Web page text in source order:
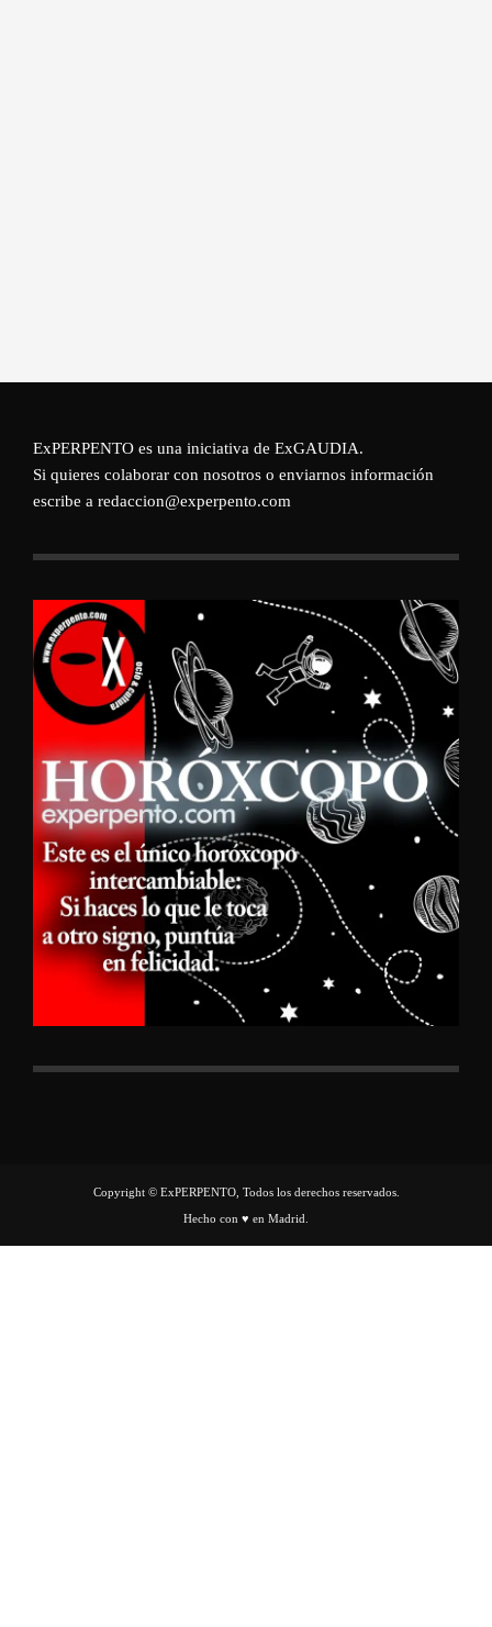
ExPERPENTO es una iniciativa de ExGAUDIA.
Si quieres colaborar con nosotros o enviarnos información
escribe a redaccion@experpento.com
Copyright © ExPERPENTO, Todos los derechos reservados.
Hecho con ♥ en Madrid.